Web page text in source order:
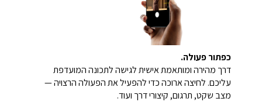
כפתור פעולה.
דרך מהירה ומותאמת אישית לגישה לתכונה המועדפת
עליכם. לחיצה ארוכה כדי להפעיל את הפעולה הרצויה —
מצב שקט, תרגום, קיצורי דרך ועוד.